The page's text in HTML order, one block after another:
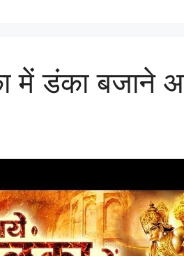
डंका बजाने